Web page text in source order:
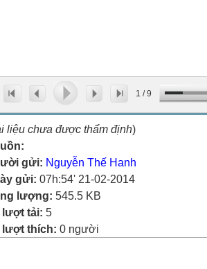
1 /9
liệu chưa được thẩm định)
gửi: Nguyễn Thế Hanh
gửi: 07h:54' 21-02-2014
lượng: 545.5 KB
lượt tải: 5
lượt thích: 0 người